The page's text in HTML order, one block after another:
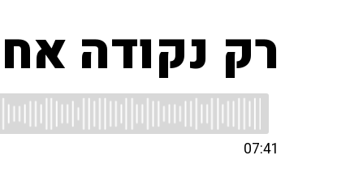
רק נקודה
07:41